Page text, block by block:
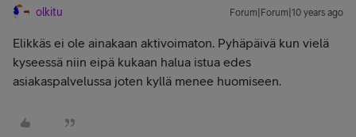
olkitu Forum|Forum|10 years ago
Elikkäs ei ole ainakaan aktivoimaton. Pyhäpäivä kun vielä
kyseessä niin eipä kukaan halua istua edes
asiakaspalvelussa joten kyllä menee huomiseen.